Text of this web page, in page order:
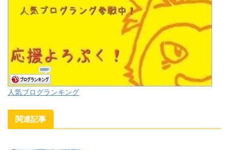
人気ブログランキング
関連記事